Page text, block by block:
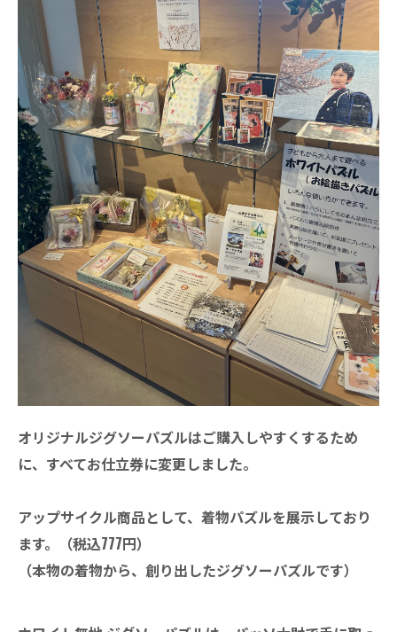
オリジナルジグソーパズルはご購入しやすくするため
に、すべてお仕立券に変更しました。
アップサイクル商品として、着物パズルを展示しており
ます。（税込777円）
（本物の着物から、創り出したジグソーパズルです）